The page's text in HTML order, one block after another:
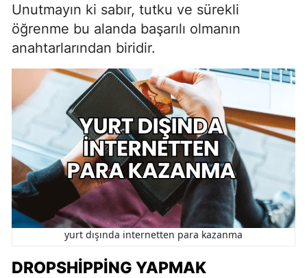
Unutmayın ki sabır, tutku ve sürekli
öğrenme bu alanda başarılı olmanın
anahtarlarından biridir.
yurt dışında internetten para kazanma
DROPSHIPPING YAPMAK